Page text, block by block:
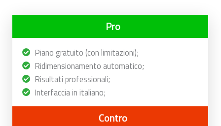
Pro
Piano gratuito (con limitazioni);
Ridimensionamento automatico;
Risultati professionali;
Interfaccia in italiano;
Contro